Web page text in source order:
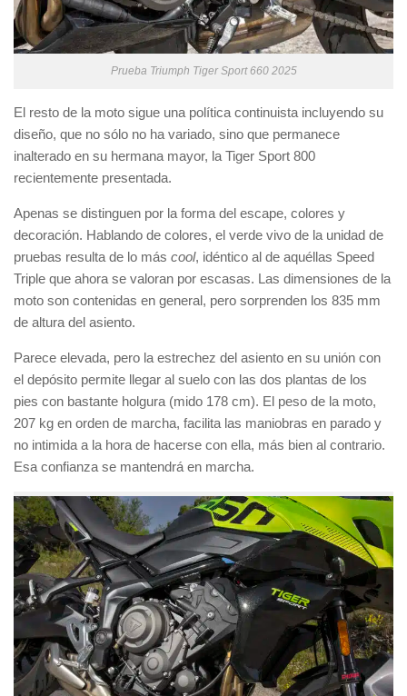
Prueba Triumph Tiger Sport 660 2025
El resto de la moto sigue una política continuista incluyendo su
diseño, que no sólo no ha variado, sino que permanece
inalterado en su hermana mayor, la Tiger Sport 800
recientemente presentada.
Apenas se distinguen por la forma del escape, colores y
decoración. Hablando de colores, el verde vivo de la unidad de
pruebas resulta de lo más cool, idéntico al de aquéllas Speed
Triple que ahora se valoran por escasas. Las dimensiones de la
moto son contenidas en general, pero sorprenden los 835 mm
de altura del asiento.
Parece elevada, pero la estrechez del asiento en su unión con
el depósito permite llegar al suelo con las dos plantas de los
pies con bastante holgura (mido 178 cm). El peso de la moto,
207 kg en orden de marcha, facilita las maniobras en parado y
no intimida a la hora de hacerse con ella, más bien al contrario.
Esa confianza se mantendrá en marcha.